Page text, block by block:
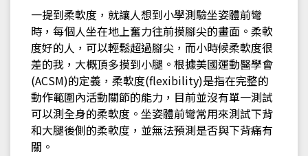
一提到柔軟度，就讓人想到小學測驗坐姿體前彎
時，每個人坐在地上奮力往前摸腳尖的畫面。柔軟
度好的人，可以輕鬆超過腳尖，而小時候柔軟度很
差的我，大概頂多摸到小腿。根據美國運動醫學會
(ACSM)的定義，柔軟度(flexibility)是指在完整的
動作範圍內活動關節的能力，目前並沒有單一測試
可以測全身的柔軟度。坐姿體前彎常用來測試下背
和大腿後側的柔軟度，並無法預測是否與下背痛有
關。